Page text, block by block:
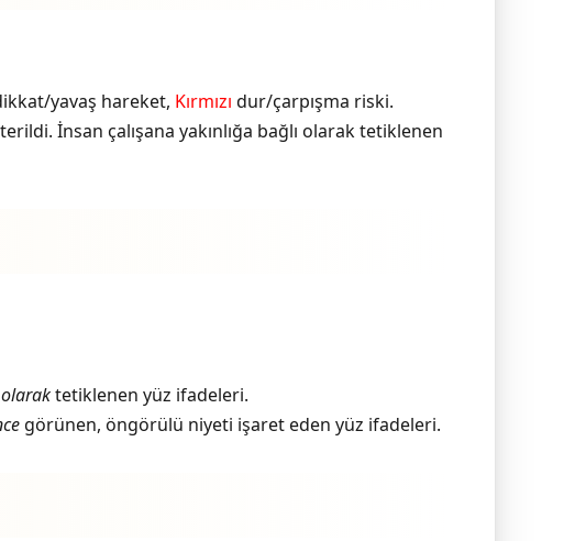
yavaş hareket, Kırmızı dur/çarpışma riski.
İnsan çalışana yakınlığa bağlı olarak tetiklenen
tetiklenen yüz ifadeleri.
görünen, öngörülü niyeti işaret eden yüz ifadeleri.